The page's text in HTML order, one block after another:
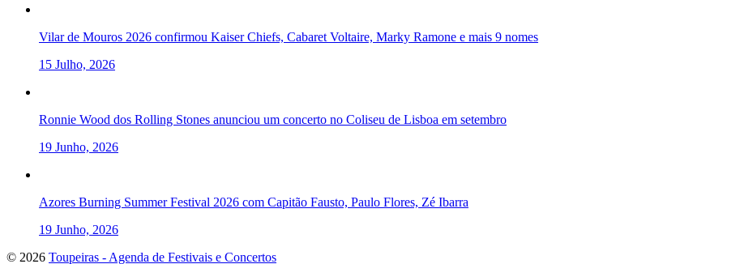
Vilar de Mouros 2026 confirmou Kaiser Chiefs, Cabaret Voltaire, Marky Ramone e mais 9 nomes
15 Julho, 2026
Ronnie Wood dos Rolling Stones anunciou um concerto no Coliseu de Lisboa em setembro
19 Junho, 2026
Azores Burning Summer Festival 2026 com Capitão Fausto, Paulo Flores, Zé Ibarra
19 Junho, 2026
To
© 2026 Toupeiras - Agenda de Festivais e Concertos